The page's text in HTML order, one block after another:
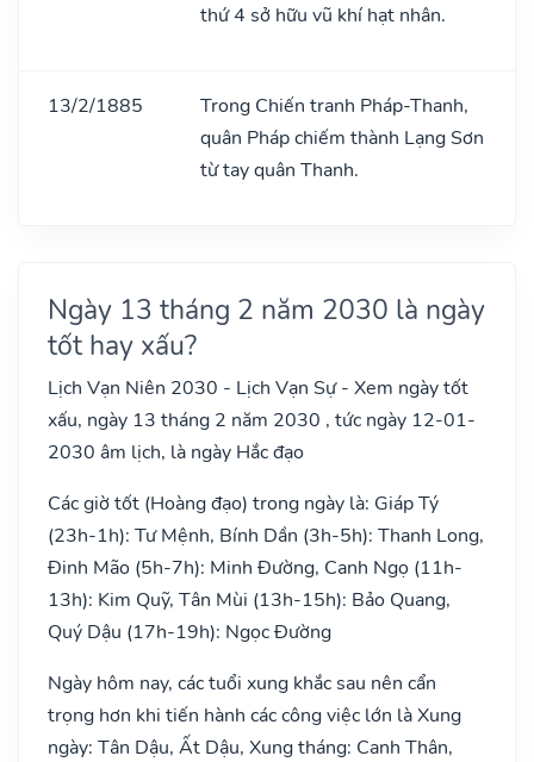
thứ 4 sở hữu vũ khí hạt nhân.
13/2/1885
Trong Chiến tranh Pháp-Thanh,
quân Pháp chiếm thành Lạng Sơn
từ tay quân Thanh.
Ngày 13 tháng 2 năm 2030 là ngày
tốt hay xấu?
Lịch Vạn Niên 2030 - Lịch Vạn Sự - Xem ngày tốt
xấu, ngày 13 tháng 2 năm 2030 , tức ngày 12-01-
2030 âm lịch, là ngày Hắc đạo
Các giờ tốt (Hoàng đạo) trong ngày là: Giáp Tý
(23h-1h): Tư Mệnh, Bính Dần (3h-5h): Thanh Long,
Đinh Mão (5h-7h): Minh Đường, Canh Ngọ (11h-
13h): Kim Quỹ, Tân Mùi (13h-15h): Bảo Quang,
Quý Dậu (17h-19h): Ngọc Đường
Ngày hôm nay, các tuổi xung khắc sau nên cẩn
trọng hơn khi tiến hành các công việc lớn là Xung
ngày: Tân Dậu, Ất Dậu, Xung tháng: Canh Thân,